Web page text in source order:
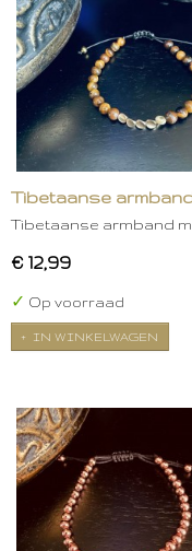
Tibetaanse
Tibetaanse armband
€ 12,99
✓ Op voorraad
IN WINKELWAGEN